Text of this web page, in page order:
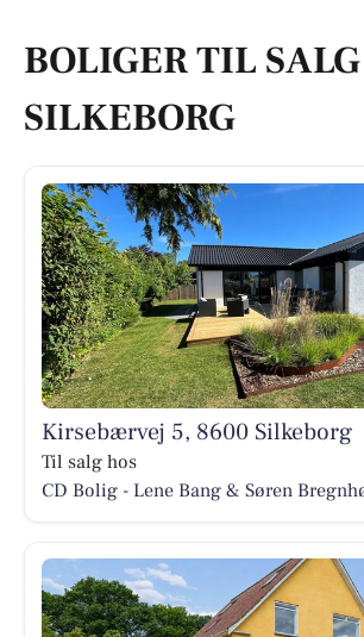
BOLIGER TIL
SILKEBORG
Kirsebærvej 5, 8600 Silkeborg
Til salg hos
CD Bolig - Lene Bang & Søren